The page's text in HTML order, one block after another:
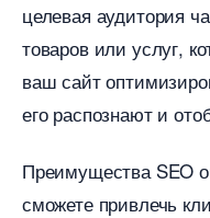
целевая аудитория
товаров или услуг,
аш сайт
его распознают и
Преимущества SEO
сможете привлечь